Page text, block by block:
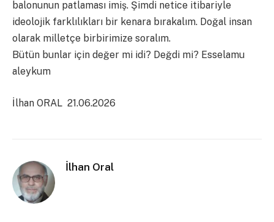
balonunun patlaması imiş. Şimdi netice itibariyle
ideolojik farklılıkları bir kenara bırakalım. Doğal insan
olarak milletçe birbirimize soralım.
Bütün bunlar için değer mi idi? Değdi mi? Esselamu
aleykum
İlhan ORAL 21.06.2026
İlhan Oral